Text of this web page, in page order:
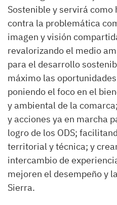
Sostenible y servirá
contra la problemática
imagen y visión
revalorizando el medio
para el desarrollo
máximo las
poniendo el foco en el
y ambiental de la
y acciones ya en marcha
logro de los ODS;
territorial y técnica; y
intercambio de
mejoren el desempeño y
Sierra.